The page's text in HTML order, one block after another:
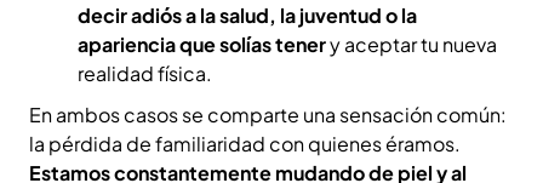
decir adiós a la salud, la juventud o la
apariencia que solías tenery aceptar tu nueva
realidad física.
En ambos casos se comparte una sensación común:
la pérdida de familiaridad con quienes éramos.
Estamos constantemente mudando de piel y al